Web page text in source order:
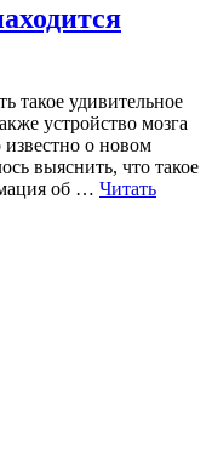
такое удивительное
устройство мозга
известно о новом
выяснить, что такое
об … Читать